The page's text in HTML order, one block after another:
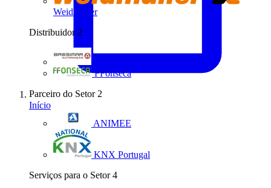
Weidmüller
Distribuidor 2
FFonseca
Parceiro do Setor 2
ANIMEE
KNX Portugal
Serviços para o Setor 4
Início